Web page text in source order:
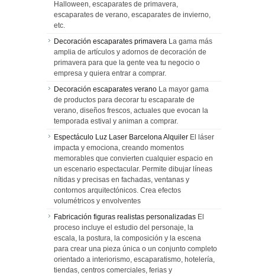
Halloween, escaparates de primavera,
escaparates de verano, escaparates de invierno,
etc.
Decoración escaparates primavera La gama más
amplia de artículos y adornos de decoración de
primavera para que la gente vea tu negocio o
empresa y quiera entrar a comprar.
Decoración escaparates verano La mayor gama
de productos para decorar tu escaparate de
verano, diseños frescos, actuales que evocan la
temporada estival y animan a comprar.
Espectáculo Luz Laser Barcelona Alquiler El láser
impacta y emociona, creando momentos
memorables que convierten cualquier espacio en
un escenario espectacular. Permite dibujar líneas
nítidas y precisas en fachadas, ventanas y
contornos arquitectónicos. Crea efectos
volumétricos y envolventes
Fabricación figuras realistas personalizadas El
proceso incluye el estudio del personaje, la
escala, la postura, la composición y la escena
para crear una pieza única o un conjunto completo
orientado a interiorismo, escaparatismo, hotelería,
tiendas, centros comerciales, ferias y